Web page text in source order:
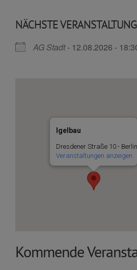
NÄCHSTE VERANSTALTUNG
AG Stadt- 12.08.2026 -
Igelbau
Dresdener Straße 10 - Berlin
Veranstaltungen anzeigen
Kommende